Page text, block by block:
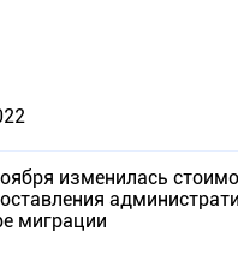
изменилась
миграции